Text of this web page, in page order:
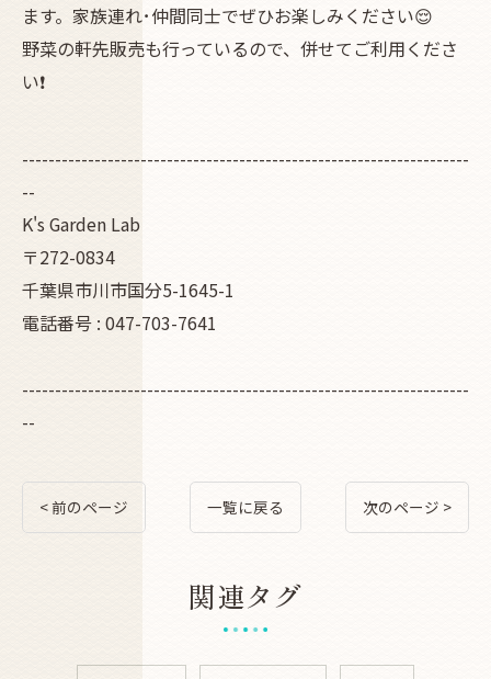
ます。家族連れ･仲間同士でぜひお楽しみください😌
野菜の軒先販売も行っているので、併せてご利用くださ
い❗
--------------------------------------------------------------------
--
K's Garden Lab
〒272-0834
千葉県市川市国分5-1645-1
電話番号 : 047-703-7641
--------------------------------------------------------------------
--
< 前のページ 一覧に戻る 次のページ >
関連タグ